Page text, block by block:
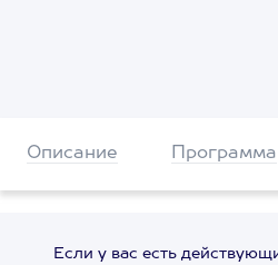
Описание Программа
Если у вас есть